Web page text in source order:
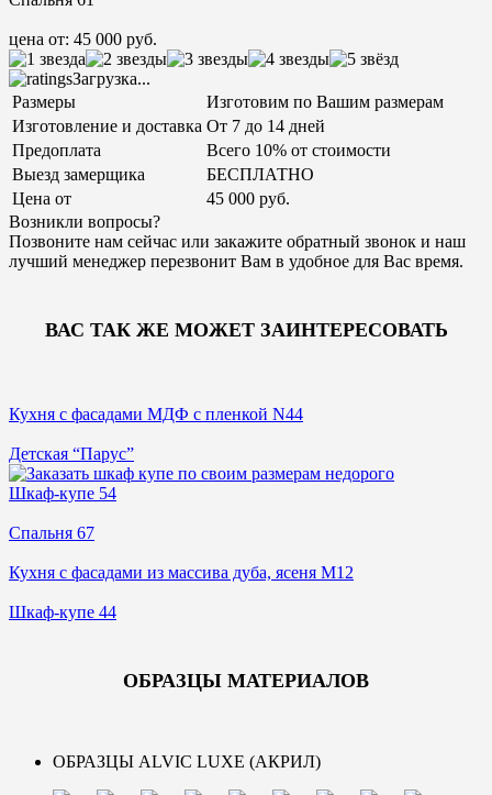
цена от: 45 000 руб.
Загрузка...
Размеры
Изготовим по Вашим размерам
Изготовление и доставка От 7 до 14 дней
Предоплата
Всего 10% от стоимости
Выезд замерщика
БЕСПЛАТНО
Цена от
45 000 руб.
Возникли вопросы?
Позвоните нам сейчас или закажите обратный звонок и наш
лучший менеджер перезвонит Вам в удобное для Вас время.
ВАС ТАК ЖЕ МОЖЕТ ЗАИНТЕРЕСОВАТЬ
Кухня с фасадами МДФ с пленкой N44
Детская “Парус”
Шкаф-купе 54
Спальня 67
Кухня с фасадами из массива дуба, ясеня М12
Шкаф-купе 44
ОБРАЗЦЫ МАТЕРИАЛОВ
ОБРАЗЦЫ ALVIC LUXE (АКРИЛ)